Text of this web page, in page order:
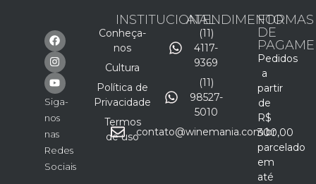
Siga-
nos
nas
Redes
Sociais
INSTITUCIONAL
Conheça-
nos
Cultura
Política de
Privacidade
Termos
de uso
ATENDIMENTO
(11)
4117-
9369
(11)
98527-
5010
contato@winemania.com.br
FORMAS
DE
Pedidos
a
partir
de
R$
300,00
parcelado
em
até